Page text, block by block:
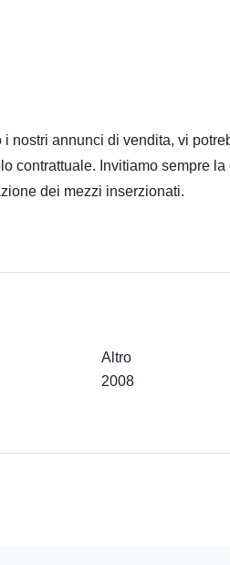
nostri annunci di vendita, vi
contrattuale. Invitiamo sempre
dei mezzi inserzionati.
Altro
2008